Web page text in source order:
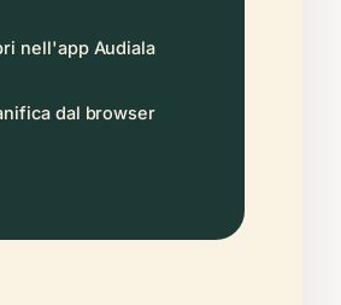
nell'app Audiala
dal browser